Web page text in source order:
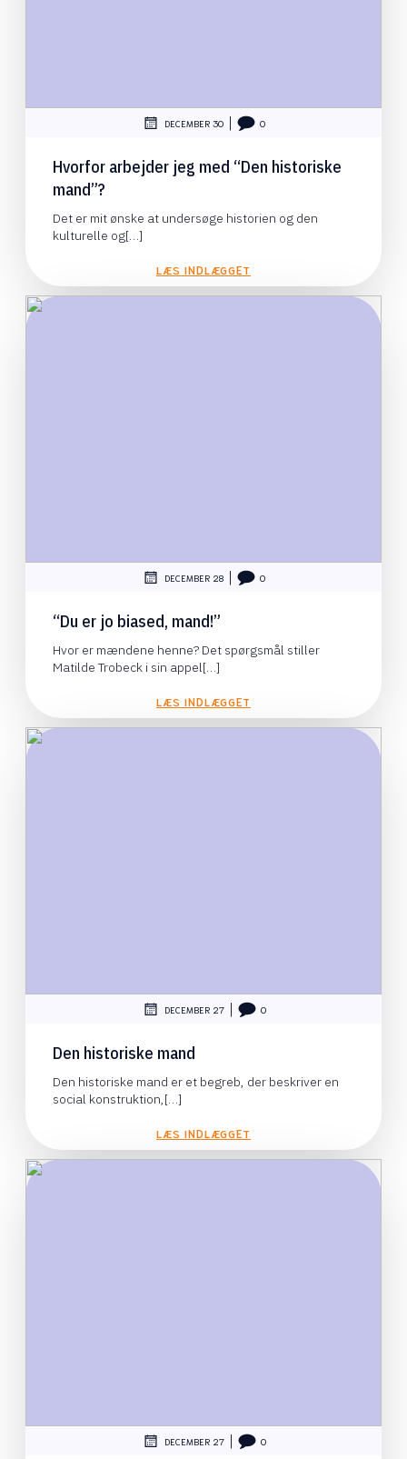
DECEMBER 30 0
Hvorfor arbejder jeg med “Den historiske
mand”?
Det er mit ønske at undersøge historien og den
kulturelle og[…]
LÆS INDLÆGGET
DECEMBER 28 0
“Du er jo biased, mand!”
Hvor er mændene henne? Det spørgsmål stiller
Matilde Trobeck i sin appel[…]
LÆS INDLÆGGET
DECEMBER 27 0
Den historiske mand
Den historiske mand er et begreb, der beskriver en
social konstruktion,[…]
LÆS INDLÆGGET
DECEMBER 27 0